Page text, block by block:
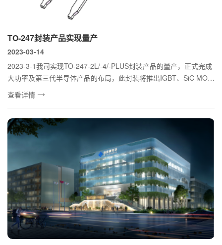
TO-247封装产品实现量产
2023-03-14
2023-3-1我司实现TO-247-2L/-4/-PLUS封装产品的量产，正式完成
大功率及第三代半导体产品的布局，此封装将推出IGBT、SiC MOS
FET等产品...
查看详情